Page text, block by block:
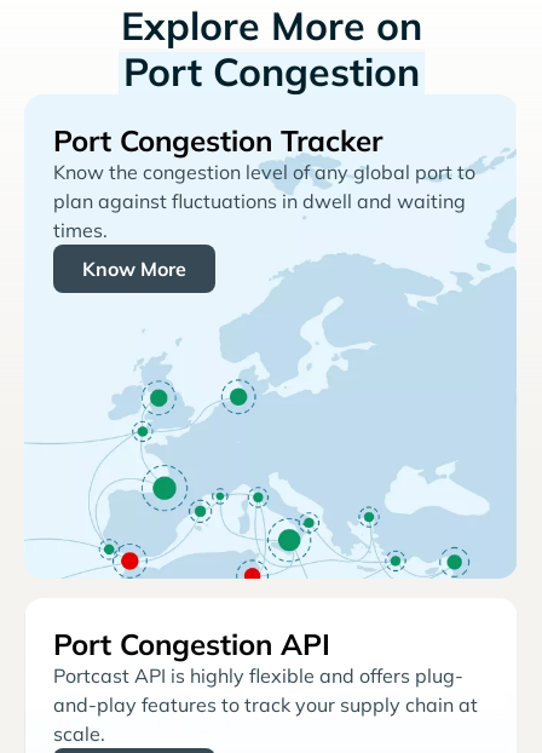
Explore More on
Port Congestion
Port Congestion Tracker
Know the congestion level of any global port to
plan against fluctuations in dwell and waiting
times.
Know More
Port Congestion API
Portcast API is highly flexible and offers plug-
and-play features to track your supply chain at
scale.